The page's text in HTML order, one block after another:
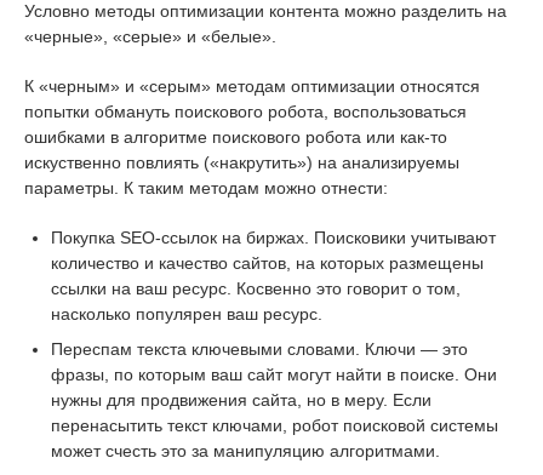
Условно методы оптимизации контента можно разделить на
«черные», «серые» и «белые».
К «черным» и «серым» методам оптимизации относятся
попытки обмануть поискового робота, воспользоваться
ошибками в алгоритме поискового робота или как-то
искуственно повлиять («накрутить») на анализируемы
параметры. К таким методам можно отнести:
Покупка SEO-ссылок на биржах. Поисковики учитывают
количество и качество сайтов, на которых размещены
ссылки на ваш ресурс. Косвенно это говорит о том,
насколько популярен ваш ресурс.
Переспам текста ключевыми словами. Ключи — это
фразы, по которым ваш сайт могут найти в поиске. Они
нужны для продвижения сайта, но в меру. Если
перенасытить текст ключами, робот поисковой системы
может счесть это за манипуляцию алгоритмами.